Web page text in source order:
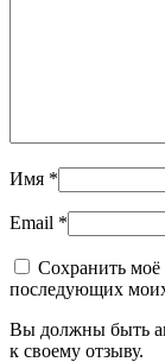
Имя *
Email *
Сохранить моё
последующих
Вы должны быть
к своему отзыву.